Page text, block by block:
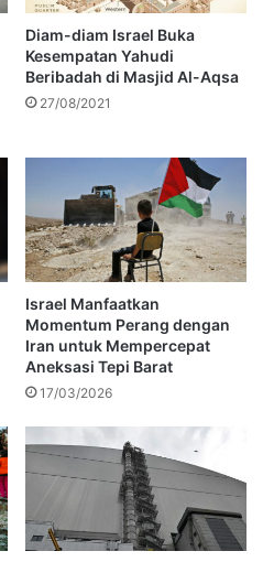
Diam-diam Israel Buka
Kesempatan Yahudi
Beribadah di Masjid Al-Aqsa
27/08/2021
Israel Manfaatkan
Momentum Perang dengan
Iran untuk Mempercepat
Aneksasi Tepi Barat
17/03/2026